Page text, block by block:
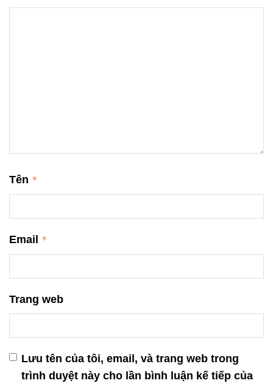
Tên *
Email *
Trang web
Lưu tên của tôi, email, và trang web trong
trình duyệt này cho lần bình luận kế tiếp của